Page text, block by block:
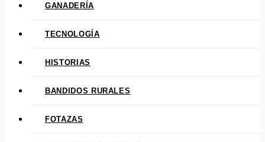
GANADERÍA
TECNOLOGÍA
HISTORIAS
BANDIDOS RURALES
FOTAZAS